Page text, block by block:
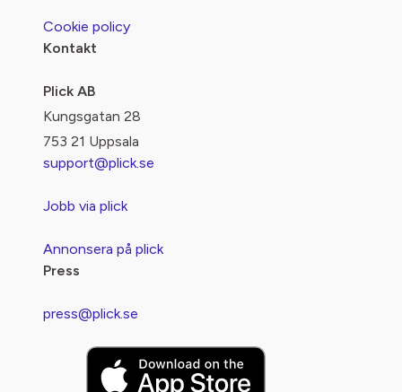
Cookie policy
Kontakt
Plick AB
Kungsgatan 28
753 21 Uppsala
support@plick.se
Jobb via plick
Annonsera på plick
Press
press@plick.se